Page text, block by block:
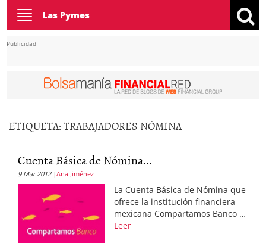
Toggle
navigation
Las Pymes
Publicidad
ETIQUETA:TRABAJADORES NÓMINA
Cuenta Básica de Nómina...
9 Mar 2012 Ana Jiménez
La Cuenta Básica de Nómina que
ofrece la institución financiera
mexicana Compartamos Banco …
Leer